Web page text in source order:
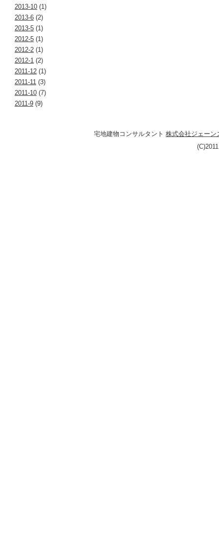
2013-10 (1)
2013-6 (2)
2013-5 (1)
2012-5 (1)
2012-2 (1)
2012-1 (2)
2011-12 (1)
2011-11 (3)
2011-10 (7)
2011-9 (9)
宅地建物コンサルタント 株式会社ジェーン